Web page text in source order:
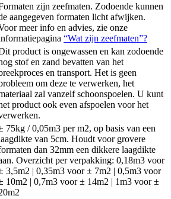
zijn zeefmaten. Zodoende kunnen
aangegeven formaten licht afwijken.
meer info en advies, zie onze
“Wat zijn zeefmaten”?
product is ongewassen en kan zodoende
stof en zand bevatten van het
en transport. Het is geen
om deze te verwerken, het
zal vanzelf schoonspoelen. U kunt
product ook even afspoelen voor het
75kg / 0,05m3 per m2, op basis van een
van 5cm. Houdt voor grovere
dan 32mm een dikkere laagdikte
Overzicht per verpakking: 0,18m3 voor
3,5m2 | 0,35m3 voor ± 7m2 | 0,5m3 voor
10m2 | 0,7m3 voor ± 14m2 | 1m3 voor ±